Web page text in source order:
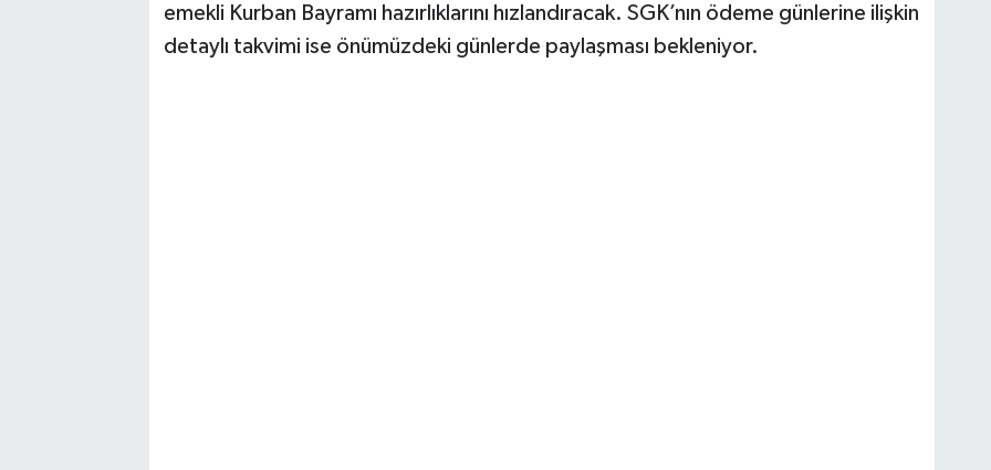
emekli Kurban Bayramı hazırlıklarını hızlandıracak. SGK’nın ödeme günlerine ilişkin
detaylı takvimi ise önümüzdeki günlerde paylaşması bekleniyor.